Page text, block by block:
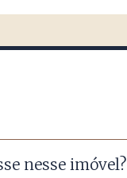
nesse imóvel?